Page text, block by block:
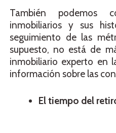
También podemos
inmobiliarios y sus
seguimiento de las
supuesto, no está de
inmobiliario experto en
información sobre las
El tiempo del